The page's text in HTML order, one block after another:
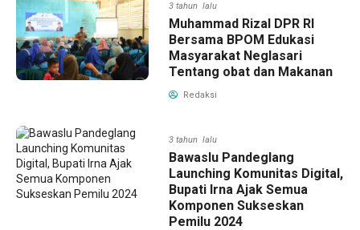
3 tahun lalu
Muhammad Rizal DPR RI
Bersama BPOM Edukasi
Masyarakat Neglasari
Tentang obat dan Makanan
Redaksi
3 tahun lalu
Bawaslu Pandeglang
Launching Komunitas Digital,
Bupati Irna Ajak Semua
Komponen Sukseskan
Pemilu 2024